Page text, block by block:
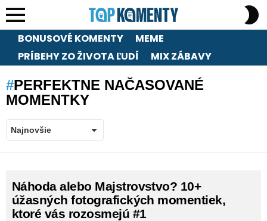
Menu
BONUSOVÉ KOMENTY
MEME
PRÍBEHY ZO ŽIVOTA ĽUDÍ
MIX ZÁBAVY
PERFEKTNE NAČASOVANÉ
MOMENTKY
STORIES
Náhoda alebo Majstrovstvo? 10+
úžasných fotografických momentiek,
ktoré vás rozosmejú #1